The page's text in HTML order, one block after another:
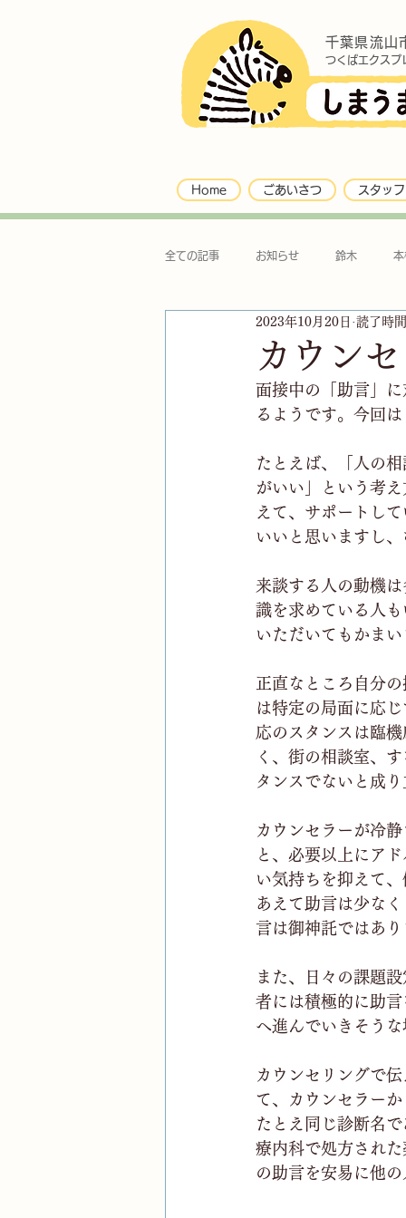
千葉県流山
つくばエクスプ
Home ごあいさつ スタッフ
全ての記事 お知らせ 鈴木 本
カウン
2023年10月20日 読了時
面接中の「助言」
るようです。今回
たとえば、「人の
がいい」という考
えて、サポートし
いいと思いますし
来談する人の動機
識を求めている人
いただいてもかま
正直なところ自分
は特定の局面に応
応のスタンスは臨
く、街の相談室、
タンスでないと成
カウンセラーが冷
と、必要以上にア
い気持ちを抑えて
あえて助言は少な
言は御神託ではあ
また、日々の課題
者には積極的に助
へ進んでいきそう
カウンセリングで
て、カウンセラー
たとえ同じ診断名
療内科で処方され
の助言を安易に他